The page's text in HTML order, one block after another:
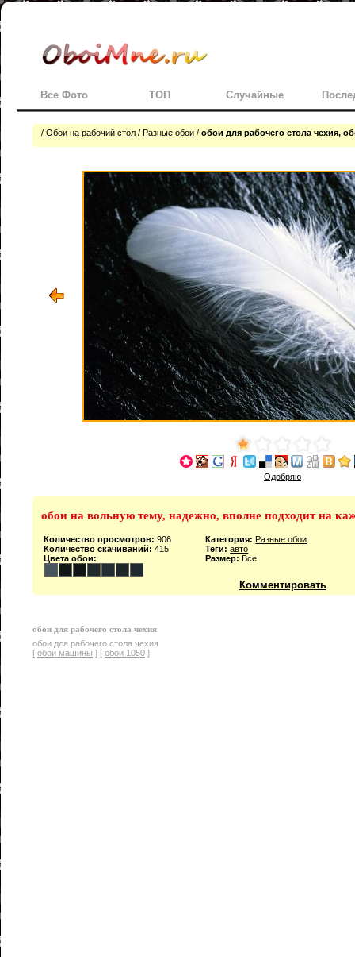
Все Фото ТОП Случайные
/Обои на рабочий стол / Разные обои /обои для рабочего стола чехия,
Одобряю
обои на вольную тему, надежно, вполне подходит на
Количество просмотров: 906
Количество скачиваний: 415
Цвета обои:
Категория: Разные обои
Теги: авто
Размер: Все
Комментировать
обои для рабочего стола чехия
обои для рабочего стола чехия
[ обои машины ] [ обои 1050 ]